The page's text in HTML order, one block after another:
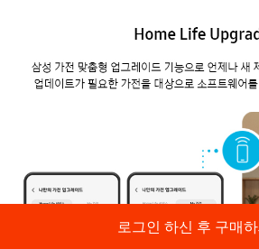
로그인 하신 후 구매